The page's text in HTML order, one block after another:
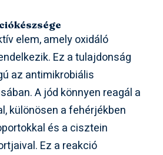
elem, amely oxidáló
Ez a tulajdonság
az antimikrobiális
A jód könnyen reagál a
különösen a fehérjékben
és a cisztein
Ez a reakció